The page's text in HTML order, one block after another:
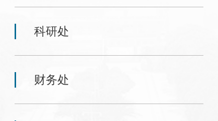
科研处
财务处